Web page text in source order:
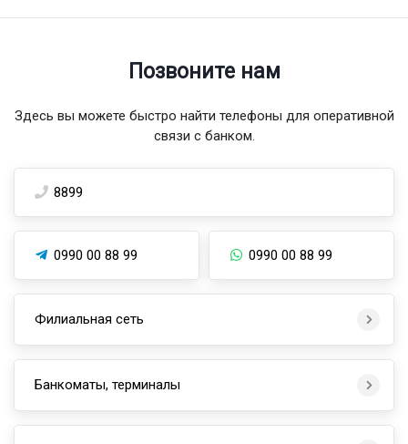
Позвоните нам
Здесь вы можете быстро найти телефоны для оперативной
связи с банком.
8899
0990 00 88 99 0990 00 88 99
Филиальная сеть
Банкоматы, терминалы